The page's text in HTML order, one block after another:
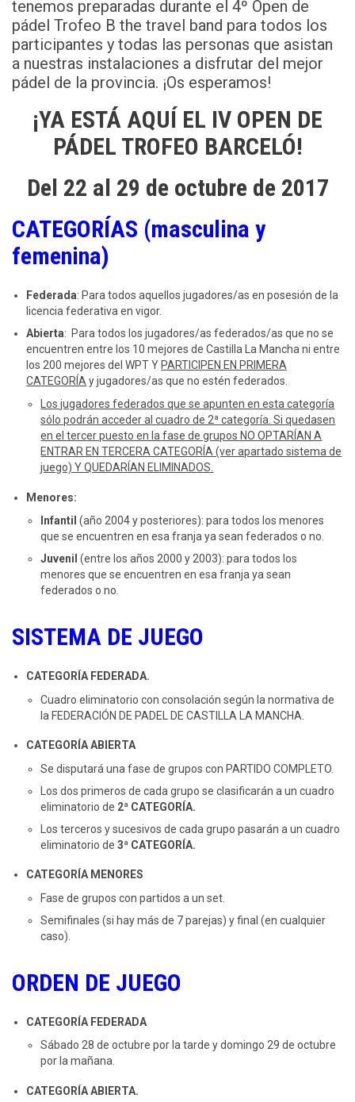
tenemos preparadas durante el 4º Open de
pádel Trofeo B the travel band para todos los
participantes y todas las personas que asistan
a nuestras instalaciones a disfrutar del mejor
pádel de la provincia. ¡Os esperamos!
¡YA ESTÁ AQUÍ EL IV OPEN DE
PÁDEL TROFEO BARCELÓ!
Del 22 al 29 de octubre de 2017
CATEGORÍAS (masculina y
femenina)
Federada: Para todos aquellos jugadores/as en posesión de la
licencia federativa en vigor.
Abierta: Para todos los jugadores/as federados/as que no se
encuentren entre los 10 mejores de Castilla La Mancha ni entre
los 200 mejores del WPT Y PARTICIPEN EN PRIMERA
CATEGORÍA y jugadores/as que no estén federados.
Los jugadores federados que se apunten en esta categoría
sólo podrán acceder al cuadro de 2ª categoría. Si quedasen
en el tercer puesto en la fase de grupos NO OPTARÍAN A
ENTRAR EN TERCERA CATEGORÍA (ver apartado sistema de
juego) Y QUEDARÍAN ELIMINADOS.
Menores:
Infantil(año 2004 y posteriores): para todos los menores
que se encuentren en esa franja ya sean federados o no.
Juvenil (entre los años 2000 y 2003): para todos los
menores que se encuentren en esa franja ya sean
federados o no.
SISTEMA DE JUEGO
CATEGORÍA FEDERADA.
Cuadro eliminatorio con consolación según la normativa de
la FEDERACIÓN DE PADEL DE CASTILLA LA MANCHA.
CATEGORÍA ABIERTA
Se disputará una fase de grupos con PARTIDO COMPLETO.
Los dos primeros de cada grupo se clasificarán a un cuadro
eliminatorio de 2ª CATEGORÍA.
Los terceros y sucesivos de cada grupo pasarán a un cuadro
eliminatorio de3ª CATEGORÍA.
CATEGORÍA MENORES
Fase de grupos con partidos a un set.
Semifinales (si hay más de 7 parejas) y final (en cualquier
caso).
ORDEN DE JUEGO
CATEGORÍA FEDERADA
Sábado 28 de octubre por la tarde y domingo 29 de octubre
por la mañana.
CATEGORÍA ABIERTA.